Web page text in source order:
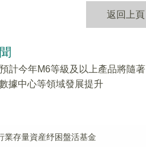
返回上頁
計今年M6等級及以上產品將隨著
據中心等領域發展提升
業存量資産纾困盤活基金